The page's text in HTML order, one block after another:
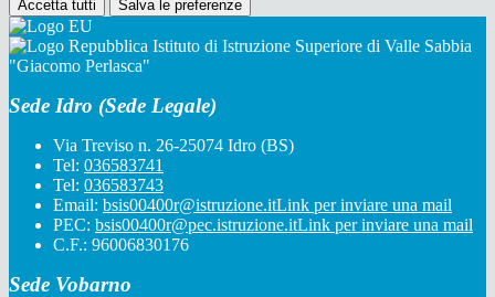
Accetta tutti Salva le preferenze
Istituto di Istruzione Superiore di Valle Sabbia
"Giacomo Perlasca"
Sede Idro (Sede Legale)
Via Treviso n. 26-25074 Idro (BS)
Tel: 036583741
Tel: 036583743
Email: bsis00400r@istruzione.itLink per inviare una mail
PEC: bsis00400r@pec.istruzione.itLink per inviare una mail
C.F.: 96006830176
Sede Vobarno